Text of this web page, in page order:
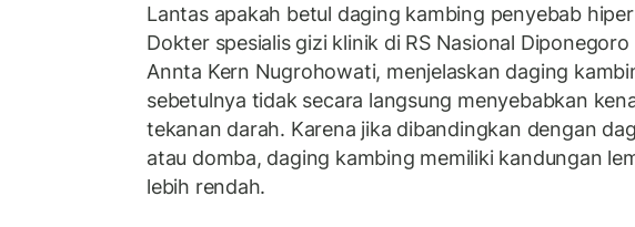
Lantas apakah betul daging kambing penyebab
Dokter spesialis gizi klinik di RS Nasional Diponegoro
Annta Kern Nugrohowati, menjelaskan daging
sebetulnya tidak secara langsung menyebabkan
tekanan darah. Karena jika dibandingkan dengan
atau domba, daging kambing memiliki kandungan
lebih rendah.